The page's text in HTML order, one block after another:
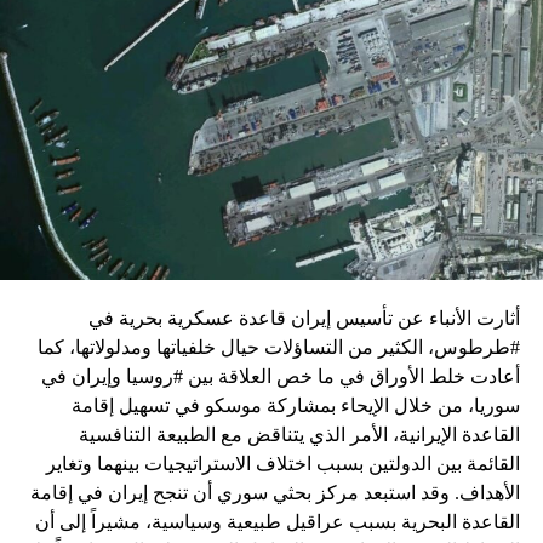
زيارة تأتي في إطار الجهود الدبلوماسية المكثفة التي تبذلها
واشنطن للدفع بالمفاوضات والتوصل إلى اتفاق لوقف لإطلاق
النار في غزة.
ويبدو أن نتنياهو استبق زيارة بلينكن لإسرائيل بالتأكيد على أن
الضغوط يجب أن تتوجه إلى حماس، وليس على حكومته.
كما وقال بيان من مكتب نتنياهو إنه مصر على بقاء القوات
الإسرائيلية في محور فيلادلفيا “لمنع الإرهابيين من إعادة
التسلح”.
وفي هذا السياق، قال الكاتب والباحث السياسي الفلسطيني
جمال زقوت في حديث لـ”سكاي نيوز عربية”:
حماس ليست عقبة في المفاوضات وأي حديث من هذا
القبيل تجني على الموقف الفلسطيني.
المعضلة الأساسية هي أن نتنياهو يعرض المجتمع
الإسرائيلي والمنطقة للخطر.
أثارت الأنباء عن تأسيس إيران قاعدة عسكرية بحرية في
#طرطوس، الكثير من التساؤلات حيال خلفياتها ومدلولاتها، كما
أعادت خلط الأوراق في ما خص العلاقة بين #روسيا وإيران في
سوريا، من خلال الإيحاء بمشاركة موسكو في تسهيل إقامة
القاعدة الإيرانية، الأمر الذي يتناقض مع الطبيعة التنافسية
القائمة بين الدولتين بسبب اختلاف الاستراتيجيات بينهما وتغاير
الأهداف. وقد استبعد مركز بحثي سوري أن تنجح إيران في إقامة
القاعدة البحرية بسبب عراقيل طبيعية وسياسية، مشيراً إلى أن